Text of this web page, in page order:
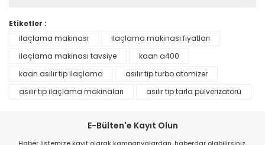
Etiketler :
ilaçlama makinası
ilaçlama makinası fiyatları
ilaçlama makinası tavsiye
kaan a400
kaan asılır tip ilaçlama
asılır tip turbo atomizer
asılır tip ilaçlama makinaları
asılır tip tarla pülverizatörü
E-Bülten'e Kayıt Olun